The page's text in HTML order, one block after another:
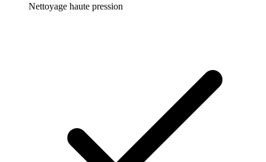
Nettoyage haute pression